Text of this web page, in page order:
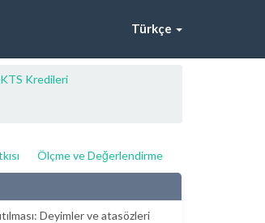
Türkçe
Kredileri
Ölçme ve Değerlendirme
Deyimler ve atasözleri